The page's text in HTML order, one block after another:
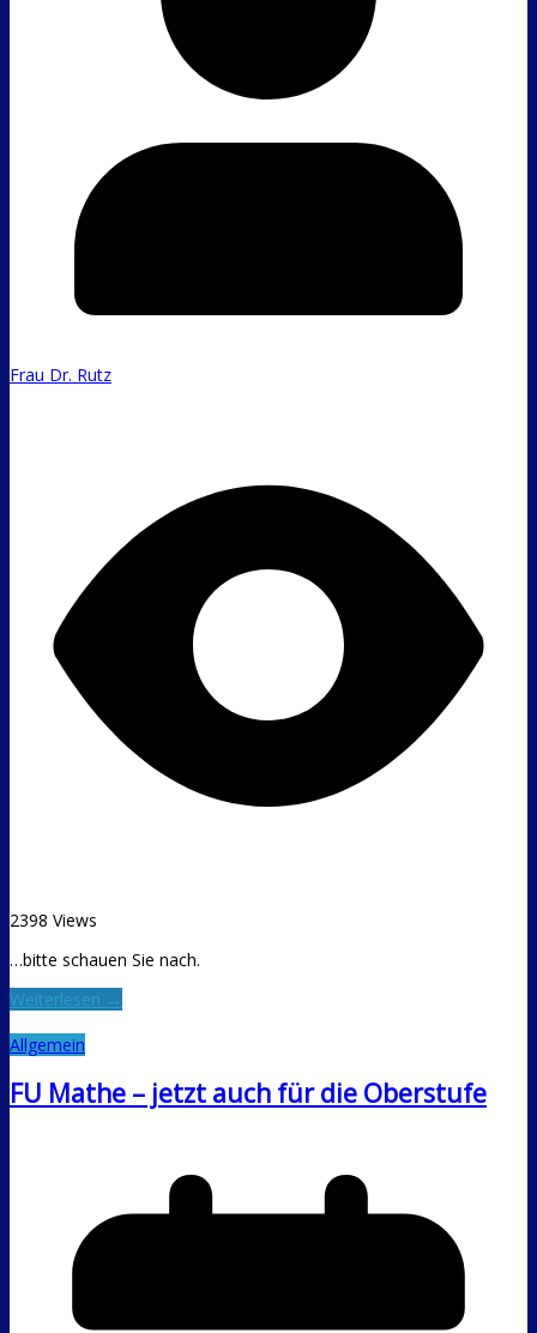
Frau Dr. Rutz
2398 Views
…bitte schauen Sie nach.
Weiterlesen →
Allgemein
FU Mathe – jetzt auch für die Oberstufe